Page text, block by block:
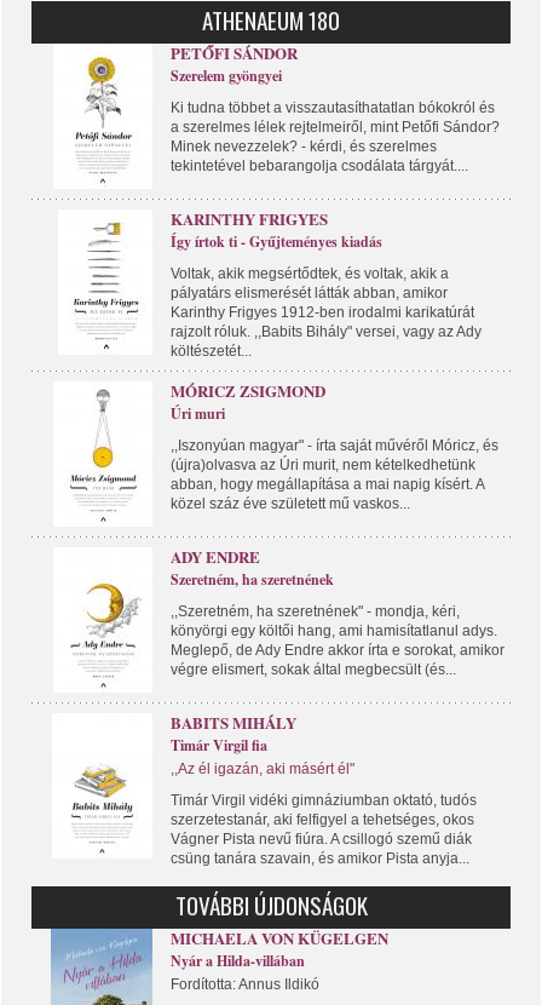
ATHENAEUM 180
PETŐFI SÁNDOR
Szerelem gyöngyei
Ki tudna többet a visszautasíthatatlan bókokról és
a szerelmes lélek rejtelmeiről, mint Petőfi Sándor?
Minek nevezzelek? - kérdi, és szerelmes
tekintetével bebarangolja csodálata tárgyát....
KARINTHY FRIGYES
Így írtok ti - Gyűjteményes kiadás
Voltak, akik megsértődtek, és voltak, akik a
pályatárs elismerését látták abban, amikor
Karinthy Frigyes 1912-ben irodalmi karikatúrát
rajzolt róluk. ,,Babits Bihály" versei, vagy az Ady
költészetét...
MÓRICZ ZSIGMOND
Úri muri
,,Iszonyúan magyar" - írta saját művéről Móricz, és
(újra)olvasva az Úri murit, nem kételkedhetünk
abban, hogy megállapítása a mai napig kísért. A
közel száz éve született mű vaskos...
ADY ENDRE
Szeretném, ha szeretnének
,,Szeretném, ha szeretnének" - mondja, kéri,
könyörgi egy költői hang, ami hamisítatlanul adys.
Meglepő, de Ady Endre akkor írta e sorokat, amikor
végre elismert, sokak által megbecsült (és...
BABITS MIHÁLY
Timár Virgil fia
,,Az él igazán, aki másért él"
Timár Virgil vidéki gimnáziumban oktató, tudós
szerzetestanár, aki felfigyel a tehetséges, okos
Vágner Pista nevű fiúra. A csillogó szemű diák
csüng tanára szavain, és amikor Pista anyja...
TOVÁBBI ÚJDONSÁGOK
MICHAELA VON KÜGELGEN
Nyár a Hilda-villában
Fordította: Annus Ildikó